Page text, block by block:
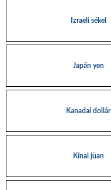
Izraeli sékel
Japán yen
Kanadai dollár
Kínai jüan